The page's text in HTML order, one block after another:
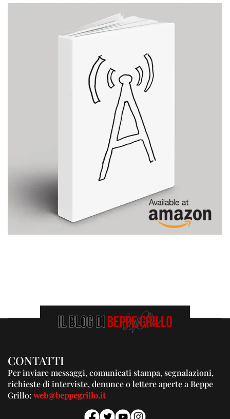
CONTATTI
Per inviare messaggi, comunicati stampa, segnalazioni,
richieste di interviste, denunce o lettere aperte a Beppe
Grillo:web@beppegrillo.it